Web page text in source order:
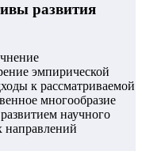
развития
эмпирической
к рассматриваемой
многообразие
научного
направлений